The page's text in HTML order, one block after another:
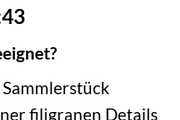
filigranen Details